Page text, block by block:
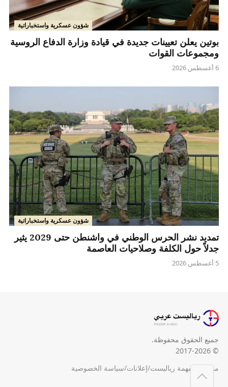
شؤون عسكرية واستخباراتية
بوتين يعلن تعيينات جديدة في قيادة وزارة الدفاع الروسية
ومجموعات القوات
6 أغسطس 2026
شؤون عسكرية واستخباراتية
تمديد نشر الحرس الوطني في واشنطن حتى 2029 يثير
جدلاً حول الكلفة وصلاحيات العاصمة
5 أغسطس 2026
جميع الحقوق محفوظة.
© 2017-2026
من نحن/مهمة رياليست/إعلانات/سياسة الخصوصية